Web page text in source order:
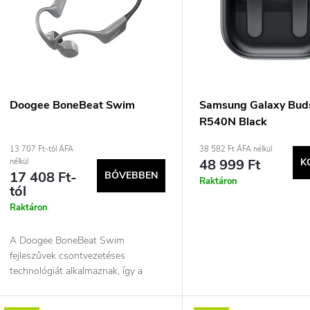
Doogee BoneBeat Swim
13 707 Ft-tól ÁFA
nélkül
17 408 Ft-
tól
Raktáron
BŐVEBBEN
A Doogee BoneBeat Swim
fejleszűvek csontvezetéses
technológiát alkalmaznak, így a
Samsung Galaxy
R540N Black
38 582 Ft ÁFA nélkül
48 999 Ft
Raktáron